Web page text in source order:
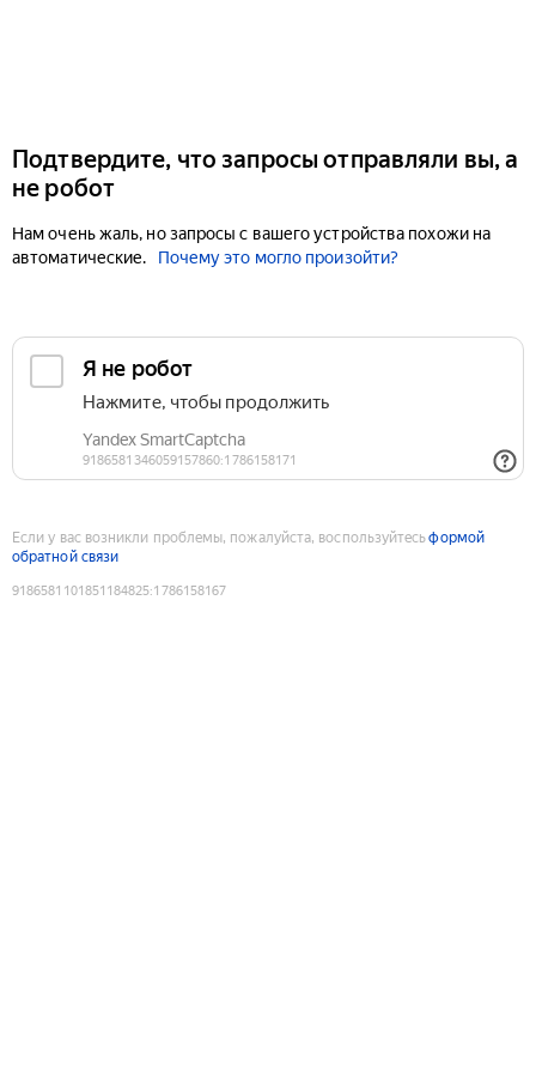
Подтвердите, что запросы отправляли вы, а
не робот
Нам очень жаль, но запросы с вашего устройства похожи на
автоматические.
Почему это могло произойти?
Если у вас возникли проблемы, пожалуйста, воспользуйтесьформой
обратной связи
9186581101851184825:1786158167